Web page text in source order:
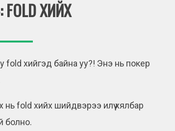
ХИЙХ
fold хийгэд байна уу?! Энэ нь покер
fold хийх шийдвэрээ илүү хялбар
болно.